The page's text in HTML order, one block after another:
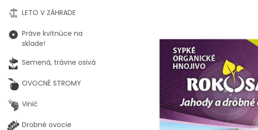
LETO V ZÁHRADE
Práve kvitnúce na
sklade!
Semená, trávne osivá
OVOCNÉ STROMY
Vinič
Drobné ovocie